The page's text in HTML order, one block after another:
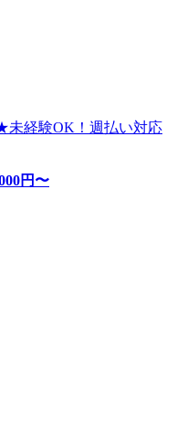
未経験OK！週払い対応
円〜